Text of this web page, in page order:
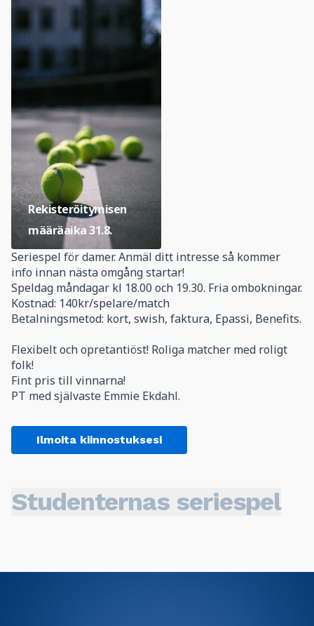
Rekisteröitymisen
määräaika31.8.
Seriespel för damer. Anmäl ditt intresse så kommer
info innan nästa omgång startar!
Speldag måndagar kl 18.00 och 19.30. Fria ombokningar.
Kostnad: 140kr/spelare/match
Betalningsmetod: kort, swish, faktura, Epassi, Benefits.
Flexibelt och opretantiöst! Roliga matcher med roligt
folk!
Fint pris till vinnarna!
PT med självaste Emmie Ekdahl.
Ilmoita kiinnostuksesi
Studenternas seriespel